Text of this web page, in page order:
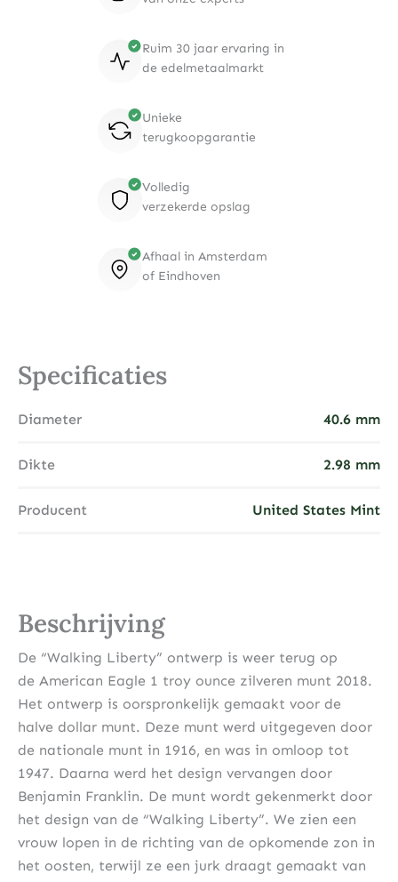
Ruim 30 jaar ervaring in
de edelmetaalmarkt
Unieke
terugkoopgarantie
Volledig
verzekerde opslag
Afhaal in Amsterdam
of Eindhoven
Specificaties
Diameter 40.6 mm
Dikte 2.98 mm
Producent United States Mint
Beschrijving
De “Walking Liberty” ontwerp is weer terug op
de American Eagle 1 troy ounce zilveren munt 2018.
Het ontwerp is oorspronkelijk gemaakt voor de
halve dollar munt. Deze munt werd uitgegeven door
de nationale munt in 1916, en was in omloop tot
1947. Daarna werd het design vervangen door
Benjamin Franklin. De munt wordt gekenmerkt door
het design van de “Walking Liberty”. We zien een
vrouw lopen in de richting van de opkomende zon in
het oosten, terwijl ze een jurk draagt gemaakt van